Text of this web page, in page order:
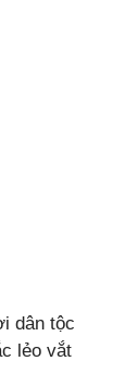
dân tộc
lẻo vắt